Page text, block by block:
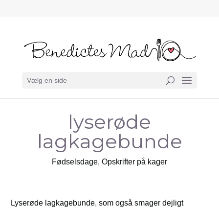
Vælg en side
lyserøde
lagkagebunde
Fødselsdage, Opskrifter på kager
Lyserøde lagkagebunde, som også smager dejligt